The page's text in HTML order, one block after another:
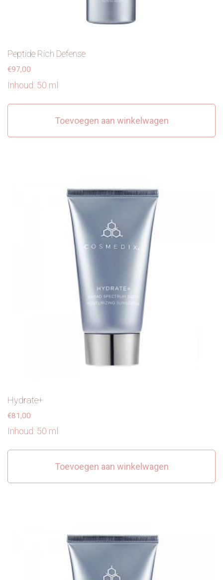
Peptide Rich Defense
€97,00
Inhoud: 50 ml
Toevoegen aan winkelwagen
Hydrate+
€81,00
Inhoud: 50 ml
Toevoegen aan winkelwagen